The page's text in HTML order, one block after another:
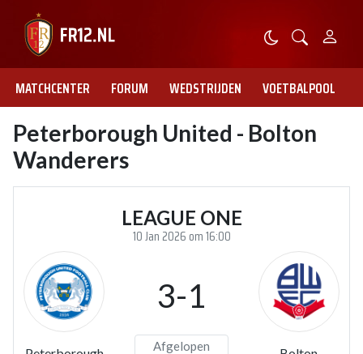
MATCHCENTER FORUM WEDSTRIJDEN VOETBALPOOL
Peterborough United - Bolton
Wanderers
LEAGUE ONE
10 Jan 2026 om 16:00
3-1
Afgelopen